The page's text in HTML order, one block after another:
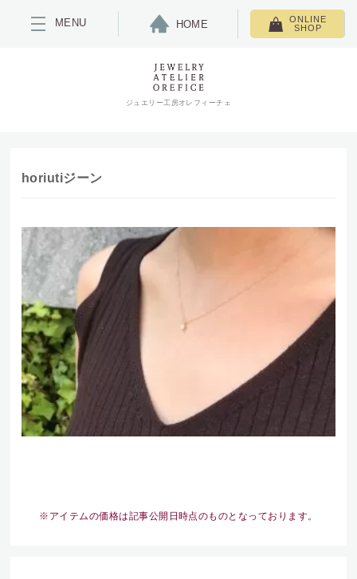
MENU HOME
ONLINE
SHOP
ジュエリー工房オレフィーチェ
horiutiジーン
※アイテムの価格は記事公開日時点のものとなっております。